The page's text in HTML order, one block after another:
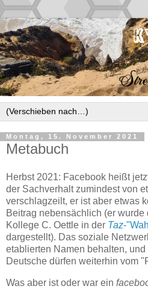
Montag, 15. November 2021
Metabuch
Herbst 2021: Facebook heißt
der Sachverhalt zumindest von
verschlagzeilt, er ist aber etwas
Beitrag nebensächlich (er
Kollege C. Oettle in der Taz-
dargestellt). Das soziale
etablierten Namen behalten,
Deutsche dürfen weiterhin vom
Was aber ist oder war ein